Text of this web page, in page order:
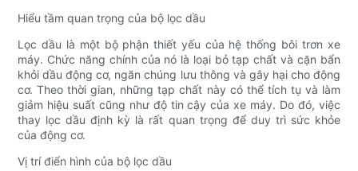
Hiểu tầm quan trọng của bộ lọc dầu
Lọc dầu là một bộ phận thiết yếu của hệ thống bôi trơn xe
máy. Chức năng chính của nó là loại bỏ tạp chất và cặn bẩn
khỏi dầu động cơ, ngăn chúng lưu thông và gây hại cho động
cơ. Theo thời gian, những tạp chất này có thể tích tụ và làm
giảm hiệu suất cũng như độ tin cậy của xe máy. Do đó, việc
thay lọc dầu định kỳ là rất quan trọng để duy trì sức khỏe
của động cơ.
Vị trí điển hình của bộ lọc dầu